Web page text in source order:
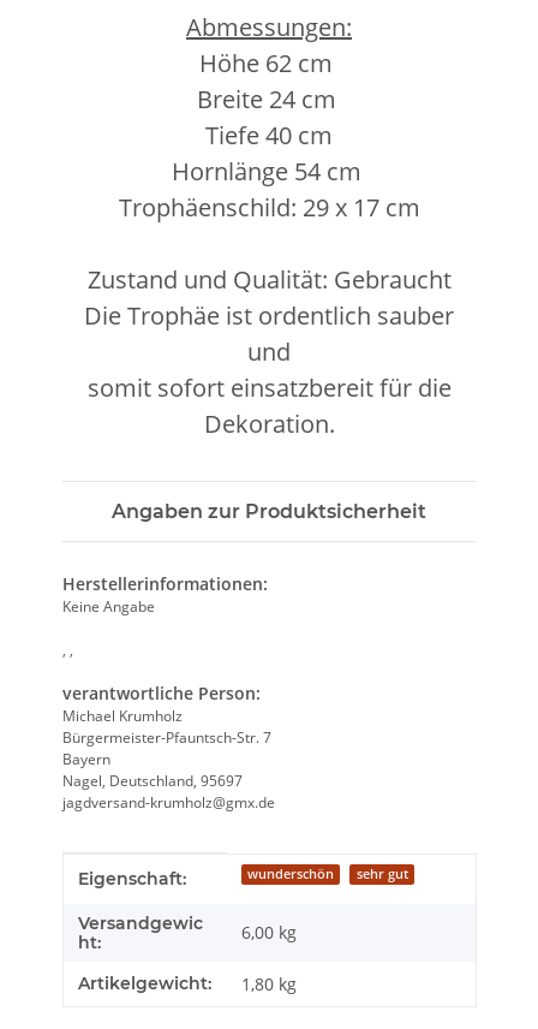
Abmessungen:
Höhe 62 cm
Breite 24 cm
Tiefe 40 cm
Hornlänge 54 cm
Trophäenschild: 29 x 17 cm
Zustand und Qualität: Gebraucht
Die Trophäe ist ordentlich sauber
und
somit sofort einsatzbereit für die
Dekoration.
Angaben zur Produktsicherheit
Herstellerinformationen:
Keine Angabe
, ,
verantwortliche Person:
Michael Krumholz
Bürgermeister-Pfauntsch-Str. 7
Bayern
Nagel, Deutschland, 95697
jagdversand-krumholz@gmx.de
Produkteigenschaft
Wert
Eigenschaft: wunderschön sehr gut
Versandgewic
ht:
6,00 kg
Artikelgewicht: 1,80 kg